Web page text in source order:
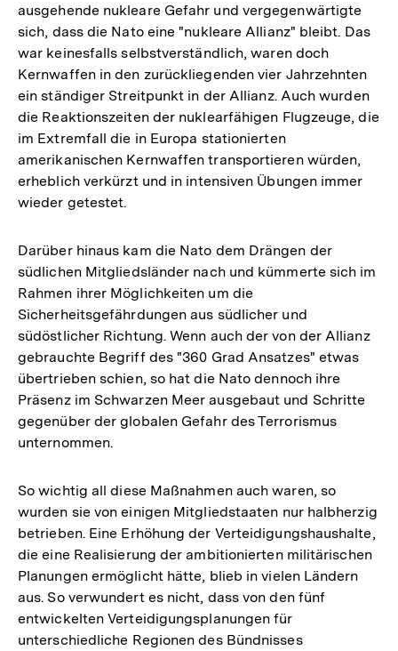
ausgehende nukleare Gefahr und vergegenwärtigte
sich, dass die Nato eine "nukleare Allianz" bleibt. Das
war keinesfalls selbstverständlich, waren doch
Kernwaffen in den zurückliegenden vier Jahrzehnten
ein ständiger Streitpunkt in der Allianz. Auch wurden
die Reaktionszeiten der nuklearfähigen Flugzeuge, die
im Extremfall die in Europa stationierten
amerikanischen Kernwaffen transportieren würden,
erheblich verkürzt und in intensiven Übungen immer
wieder getestet.
Darüber hinaus kam die Nato dem Drängen der
südlichen Mitgliedsländer nach und kümmerte sich im
Rahmen ihrer Möglichkeiten um die
Sicherheitsgefährdungen aus südlicher und
südöstlicher Richtung. Wenn auch der von der Allianz
gebrauchte Begriff des "360 Grad Ansatzes" etwas
übertrieben schien, so hat die Nato dennoch ihre
Präsenz im Schwarzen Meer ausgebaut und Schritte
gegenüber der globalen Gefahr des Terrorismus
unternommen.
So wichtig all diese Maßnahmen auch waren, so
wurden sie von einigen Mitgliedstaaten nur halbherzig
betrieben. Eine Erhöhung der Verteidigungshaushalte,
die eine Realisierung der ambitionierten militärischen
Planungen ermöglicht hätte, blieb in vielen Ländern
aus. So verwundert es nicht, dass von den fünf
entwickelten Verteidigungsplanungen für
unterschiedliche Regionen des Bündnisses